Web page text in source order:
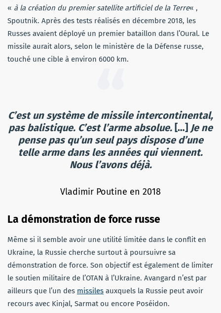
« à la création du premier satellite artificiel de la Terre« ,
Spoutnik. Après des tests réalisés en décembre 2018, les
Russes avaient déployé un premier bataillon dans l’Oural. Le
missile aurait alors, selon le ministère de la Défense russe,
touché une cible à environ 6000 km.
C’est un système de missile intercontinental,
pas balistique. C’est l’arme absolue. […] Je ne
pense pas qu’un seul pays dispose d’une
telle arme dans les années qui viennent.
Nous l’avons déjà.
Vladimir Poutine en 2018
La démonstration de force russe
Même si il semble avoir une utilité limitée dans le conflit en
Ukraine, la Russie cherche surtout à poursuivre sa
démonstration de force. Son objectif est également de limiter
le soutien militaire de l’OTAN à l’Ukraine. Avangard n’est par
ailleurs que l’un des missiles auxquels la Russie peut avoir
recours avec Kinjal, Sarmat ou encore Poséidon.